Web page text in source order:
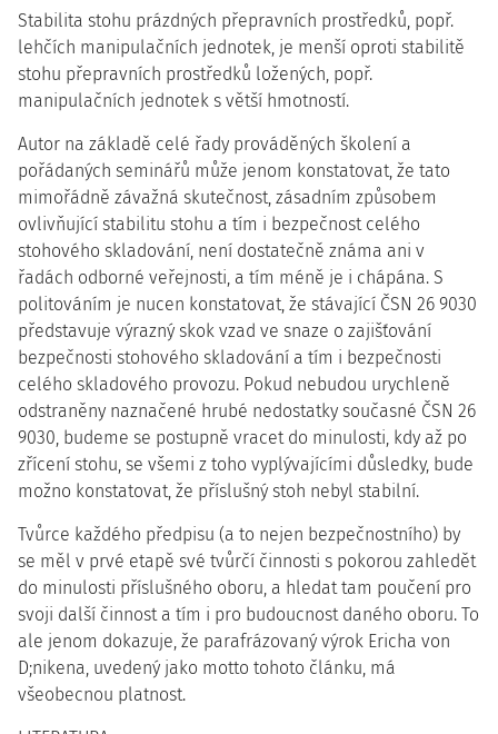
Stabilita stohu prázdných přepravních prostředků, popř.
lehčích manipulačních jednotek, je menší oproti stabilitě
stohu přepravních prostředků ložených, popř.
manipulačních jednotek s větší hmotností.
Autor na základě celé řady prováděných školení a
pořádaných seminářů může jenom konstatovat, že tato
mimořádně závažná skutečnost, zásadním způsobem
ovlivňující stabilitu stohu a tím i bezpečnost celého
stohového skladování, není dostatečně známa ani v
řadách odborné veřejnosti, a tím méně je i chápána. S
politováním je nucen konstatovat, že stávající ČSN 26 9030
představuje výrazný skok vzad ve snaze o zajišťování
bezpečnosti stohového skladování a tím i bezpečnosti
celého skladového provozu. Pokud nebudou urychleně
odstraněny naznačené hrubé nedostatky současné ČSN 26
9030, budeme se postupně vracet do minulosti, kdy až po
zřícení stohu, se všemi z toho vyplývajícími důsledky, bude
možno konstatovat, že příslušný stoh nebyl stabilní.
Tvůrce každého předpisu (a to nejen bezpečnostního) by
se měl v prvé etapě své tvůrčí činnosti s pokorou zahledět
do minulosti příslušného oboru, a hledat tam poučení pro
svoji další činnost a tím i pro budoucnost daného oboru. To
ale jenom dokazuje, že parafrázovaný výrok Ericha von
D;nikena, uvedený jako motto tohoto článku, má
všeobecnou platnost.